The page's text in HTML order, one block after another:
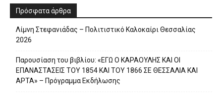
Πρόσφατα άρθρα
Λίμνη Στεφανιάδας – Πολιτιστικό Καλοκαίρι Θεσσαλίας
2026
Παρουσίαση του βιβλίου: «ΕΓΩ Ο ΚΑΡΑΟΥΛΗΣ ΚΑΙ ΟΙ
ΕΠΑΝΑΣΤΑΣΕΙΣ ΤΟΥ 1854 ΚΑΙ ΤΟΥ 1866 ΣΕ ΘΕΣΣΑΛΙΑ ΚΑΙ
ΑΡΤΑ» – Πρόγραμμα Εκδήλωσης